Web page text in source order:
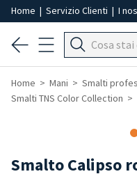
Home | Servizio Clienti | I
Home Mani
Smalti
Smalti TNS Color Collection
Smalto Calipso